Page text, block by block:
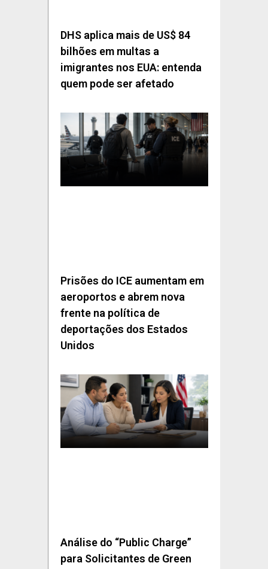
DHS aplica mais de US$ 84
bilhões em multas a
imigrantes nos EUA: entenda
quem pode ser afetado
Prisões do ICE aumentam em
aeroportos e abrem nova
frente na política de
deportações dos Estados
Unidos
Análise do “Public Charge”
para Solicitantes de Green